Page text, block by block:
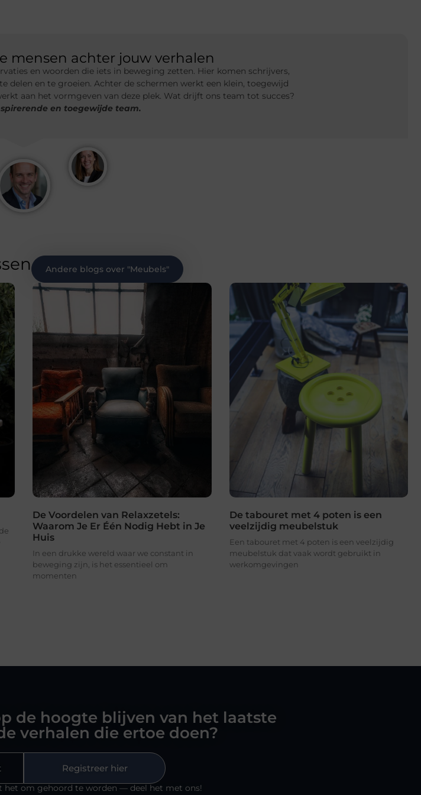
mensen achter jouw verhalen
en woorden die iets in beweging zetten. Hier komen schrijvers,
delen en te groeien. Achter de schermen werkt een klein, toegewijd
aan het vormgeven van deze plek. Wat drijft ons team tot succes?
en toegewijde team.
Andere blogs over "Meubels"
De Voordelen van Relaxzetels:
Waarom Je Er Één Nodig Hebt in Je
Huis
In een drukke wereld waar we constant in
beweging zijn, is het essentieel om
momenten
De tabouret met 4 poten is een
veelzijdig meubelstuk
Een tabouret met 4 poten is een veelzijdig
meubelstuk dat vaak wordt gebruikt in
werkomgevingen
de hoogte blijven van het laatste
verhalen die ertoe doen?
Registreer hier
het om gehoord te worden — deel het met ons!